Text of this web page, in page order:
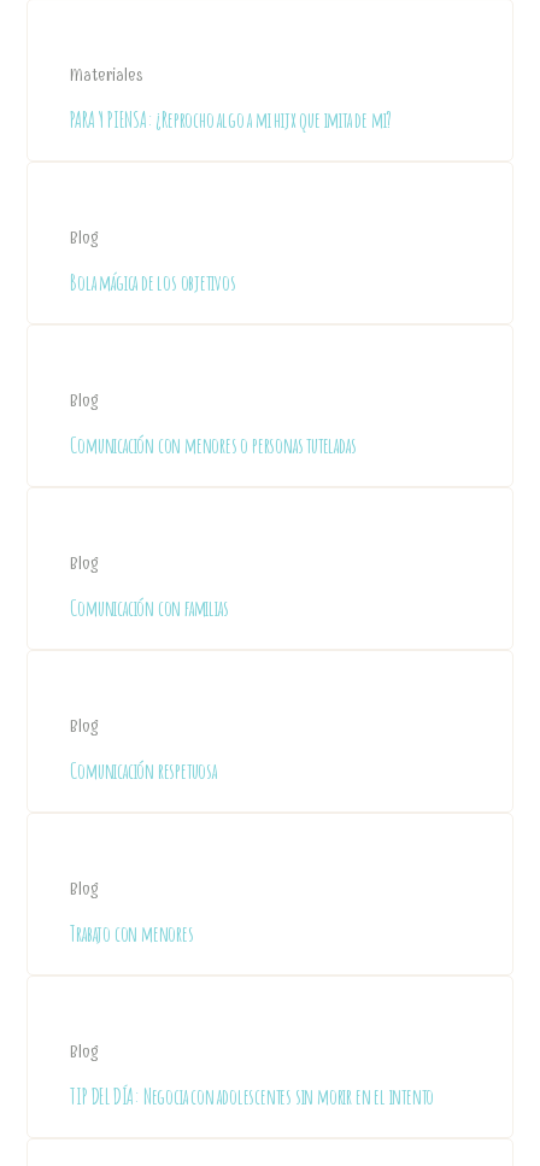
Materiales
PARA Y PIENSA: ¿Reprocho algo a mi hijx que imita de mi?
Blog
Bola mágica de los objetivos
Blog
Comunicación con menores o personas tuteladas
Blog
Comunicación con familias
Blog
Comunicación respetuosa
Blog
Trabajo con menores
Blog
TIP DEL DÍA: Negocia con adolescentes sin morir en el intento